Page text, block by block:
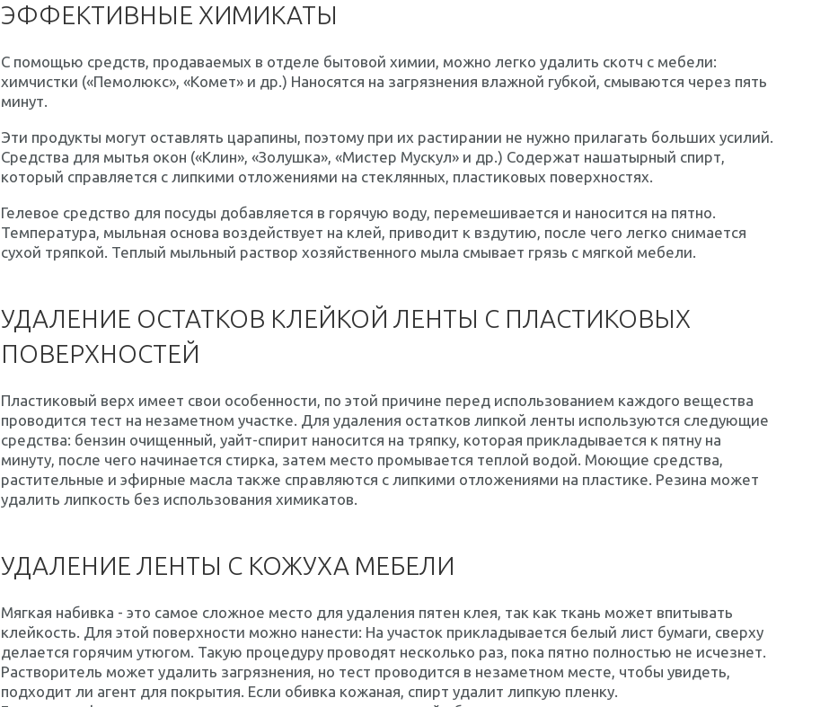
ЭФФЕКТИВНЫЕ ХИМИКАТЫ
С помощью средств, продаваемых в отделе бытовой химии, можно легко удалить скотч с мебели:
химчистки («Пемолюкс», «Комет» и др.) Наносятся на загрязнения влажной губкой, смываются через пять
минут.
Эти продукты могут оставлять царапины, поэтому при их растирании не нужно прилагать больших усилий.
Средства для мытья окон («Клин», «Золушка», «Мистер Мускул» и др.) Содержат нашатырный спирт,
который справляется с липкими отложениями на стеклянных, пластиковых поверхностях.
Гелевое средство для посуды добавляется в горячую воду, перемешивается и наносится на пятно.
Температура, мыльная основа воздействует на клей, приводит к вздутию, после чего легко снимается
сухой тряпкой. Теплый мыльный раствор хозяйственного мыла смывает грязь с мягкой мебели.
УДАЛЕНИЕ ОСТАТКОВ КЛЕЙКОЙ ЛЕНТЫ С ПЛАСТИКОВЫХ
ПОВЕРХНОСТЕЙ
Пластиковый верх имеет свои особенности, по этой причине перед использованием каждого вещества
проводится тест на незаметном участке. Для удаления остатков липкой ленты используются следующие
средства: бензин очищенный, уайт-спирит наносится на тряпку, которая прикладывается к пятну на
минуту, после чего начинается стирка, затем место промывается теплой водой. Моющие средства,
растительные и эфирные масла также справляются с липкими отложениями на пластике. Резина может
удалить липкость без использования химикатов.
УДАЛЕНИЕ ЛЕНТЫ С КОЖУХА МЕБЕЛИ
Мягкая набивка - это самое сложное место для удаления пятен клея, так как ткань может впитывать
клейкость. Для этой поверхности можно нанести: На участок прикладывается белый лист бумаги, сверху
делается горячим утюгом. Такую процедуру проводят несколько раз, пока пятно полностью не исчезнет.
Растворитель может удалить загрязнения, но тест проводится в незаметном месте, чтобы увидеть,
подходит ли агент для покрытия. Если обивка кожаная, спирт удалит липкую пленку.